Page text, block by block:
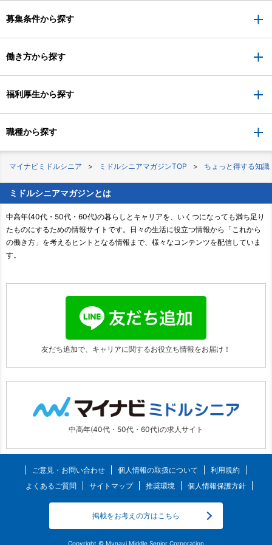
募集条件から探す
働き方から探す
福利厚生から探す
職種から探す
マイナビミドルシニア ミドルシニアマガジンTOP ちょっと得する知識
ミドルシニアマガジンとは
中高年(40代・50代・60代)の暮らしとキャリアを、いくつになっても満ち足り
たものにするための情報サイトです。日々の生活に役立つ情報から「これから
の働き方」を考えるヒントとなる情報まで、様々なコンテンツを配信していま
す。
友だち追加で、キャリアに関するお役立ち情報をお届け！
中高年(40代・50代・60代)の求人サイト
ご意見・お問い合わせ 個人情報の取扱について
利用規約
よくあるご質問
サイトマップ 推奨環境 個人情報保護方針
掲載をお考えの方はこちら
Copyright © Mynavi Middle Senior Corporation